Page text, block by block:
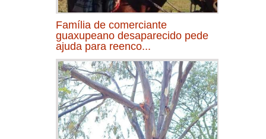
Família de comerciante
guaxupeano desaparecido pede
ajuda para reenco...